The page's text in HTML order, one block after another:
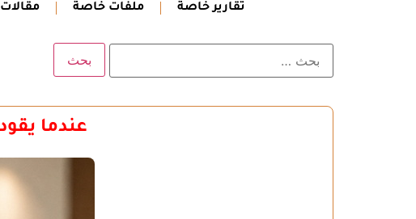
تقارير خاصة ملفات خاصة مقالات
عندما